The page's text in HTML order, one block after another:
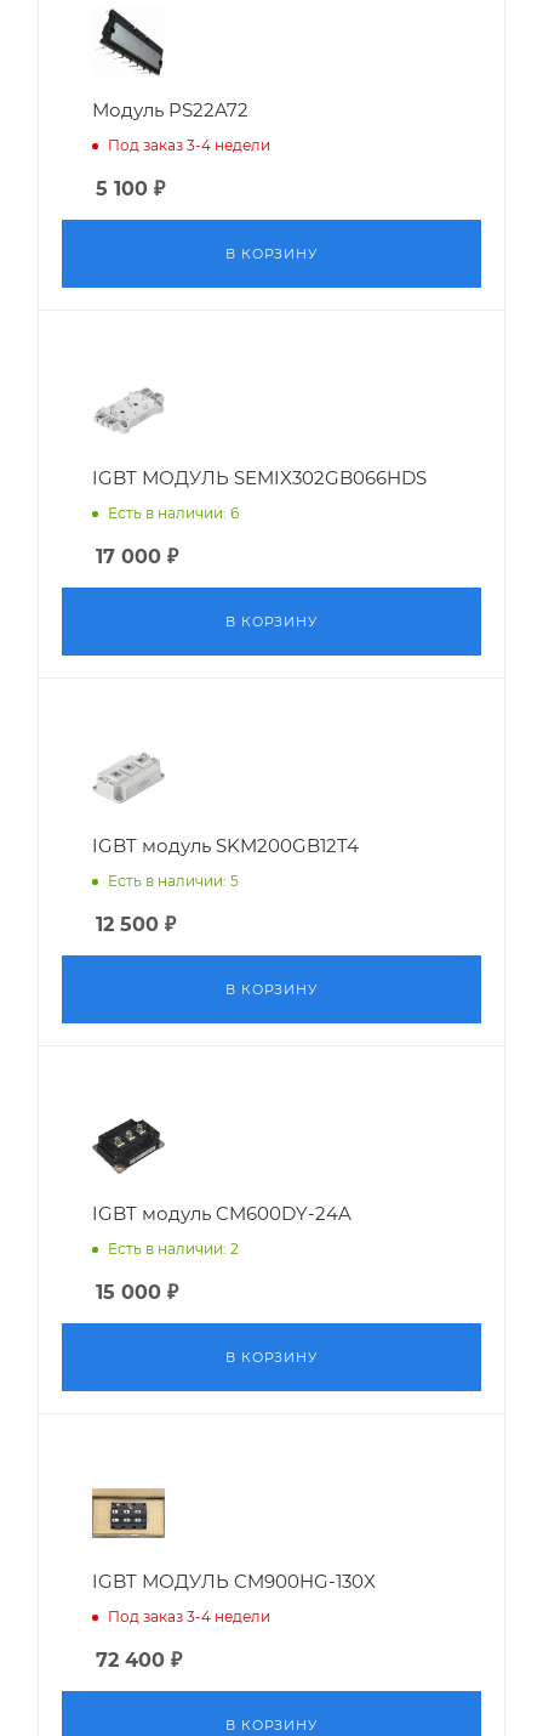
Модуль PS22A72
Под заказ 3-4 недели
5 100 ₽
В КОРЗИНУ
IGBT МОДУЛЬ SEMIX302GB066HDS
Есть в наличии: 6
17 000 ₽
В КОРЗИНУ
IGBT модуль SKM200GB12T4
Есть в наличии: 5
12 500 ₽
В КОРЗИНУ
IGBT модуль CM600DY-24A
Есть в наличии: 2
15 000 ₽
В КОРЗИНУ
IGBT МОДУЛЬ CM900HG-130X
Под заказ 3-4 недели
72 400 ₽
В КОРЗИНУ